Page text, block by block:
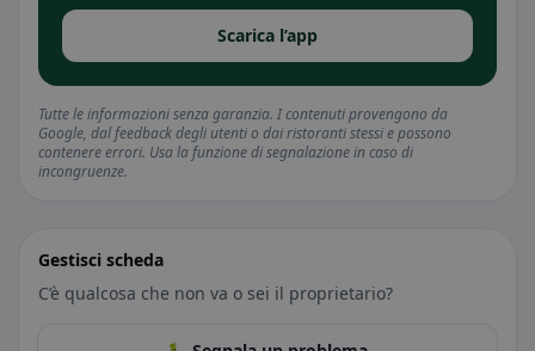
Scarica l’app
Tutte le informazioni senza garanzia. I contenuti provengono da
Google, dal feedback degli utenti o dai ristoranti stessi e possono
contenere errori. Usa la funzione di segnalazione in caso di
incongruenze.
Gestisci scheda
C’è qualcosa che non va o sei il proprietario?